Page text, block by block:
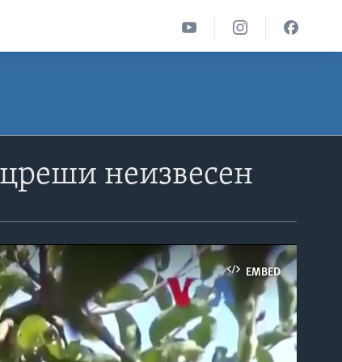
неизвесен
EMBED